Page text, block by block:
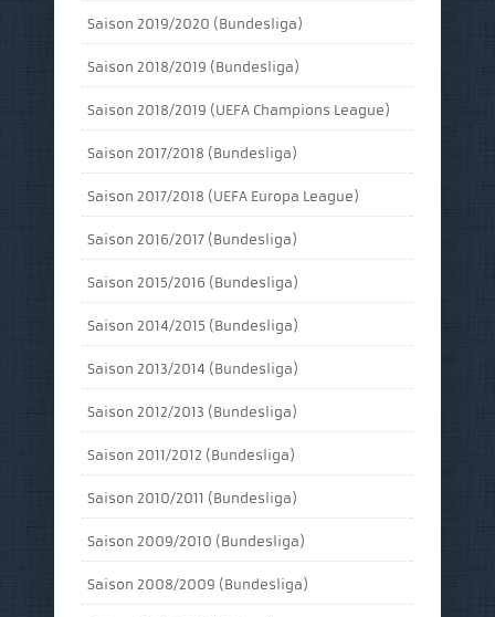
Saison 2019/2020 (Bundesliga)
Saison 2018/2019 (Bundesliga)
Saison 2018/2019 (UEFA Champions League)
Saison 2017/2018 (Bundesliga)
Saison 2017/2018 (UEFA Europa League)
Saison 2016/2017 (Bundesliga)
Saison 2015/2016 (Bundesliga)
Saison 2014/2015 (Bundesliga)
Saison 2013/2014 (Bundesliga)
Saison 2012/2013 (Bundesliga)
Saison 2011/2012 (Bundesliga)
Saison 2010/2011 (Bundesliga)
Saison 2009/2010 (Bundesliga)
Saison 2008/2009 (Bundesliga)